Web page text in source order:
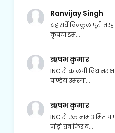
Ranvijay Singh
यह सर्वे बिल्कुल पूरी
कृपया इस...
ऋषभ कुमार
INC से कालपी
पाण्डेय उसरगा...
ऋषभ कुमार
INC से एक नाम अमित
जोड़ो तब फिर व...